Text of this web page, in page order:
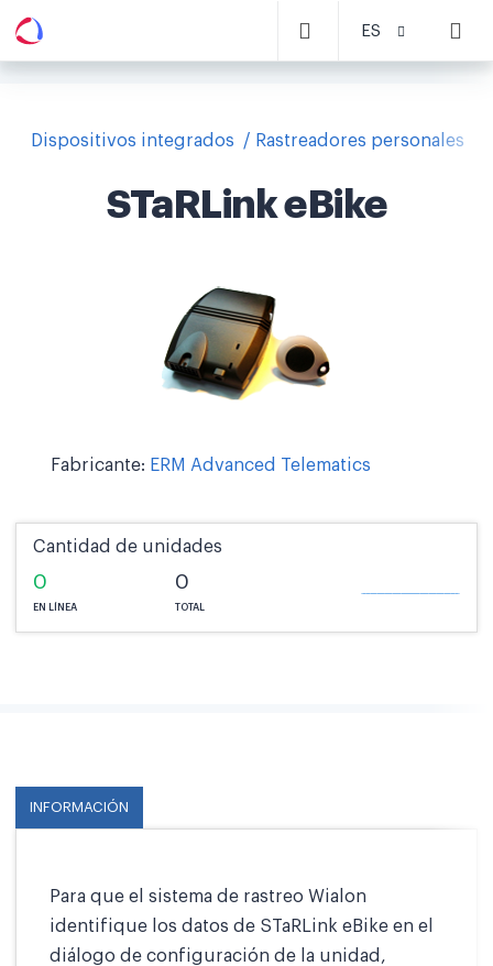
ES
Dispositivos integrados Rastreadores personales
STaRLink eBike
Fabricante: ERM Advanced Telematics
Cantidad de unidades
0
EN LÍNEA
0
TOTAL
INFORMACIÓN
Para que el sistema de rastreo Wialon
identifique los datos de STaRLink eBike en el
diálogo de configuración de la unidad,